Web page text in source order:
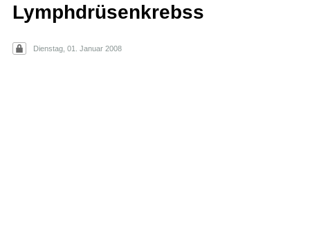
Lymphdrüsenkrebss
Dienstag, 01. Januar 2008